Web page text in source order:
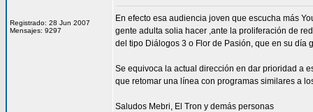
Registrado: 28 Jun 2007
Mensajes: 9297
En efecto esa audiencia joven que escucha más
gente adulta solia hacer ,ante la proliferación de
del tipo Diálogos 3 o Flor de Pasión, que en su día
Se equivoca la actual dirección en dar prioridad a
que retomar una línea con programas similares a
Saludos Mebri, El Tron y demás personas